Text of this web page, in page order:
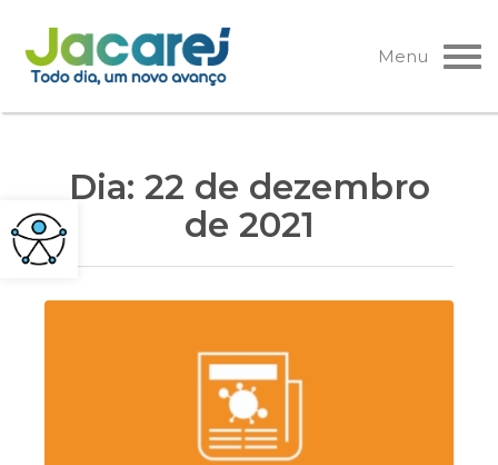
Pular
para
o
Menu
Dia: 22 de dezembro
de 2021